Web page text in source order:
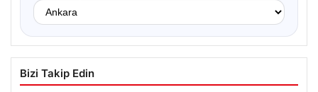
Bizi Takip Edin